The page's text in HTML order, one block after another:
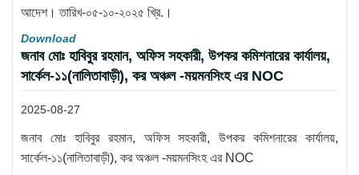
আদেশ। তারিখ-০৫-১০-২০২৫ খ্রি.।
Download
জনাব মোঃ হাবিবুর রহমান, অফিস সহকারী, উপকর কমিশনারের কার্যালয়,
সার্কেল-১১(নালিতাবাড়ী), কর অঞ্চল -ময়মনসিংহ এর NOC
2025-08-27
জনাব মোঃ হাবিবুর রহমান, অফিস সহকারী, উপকর কমিশনারের কার্যালয়,
সার্কেল-১১(নালিতাবাড়ী), কর অঞ্চল -ময়মনসিংহ এর NOC